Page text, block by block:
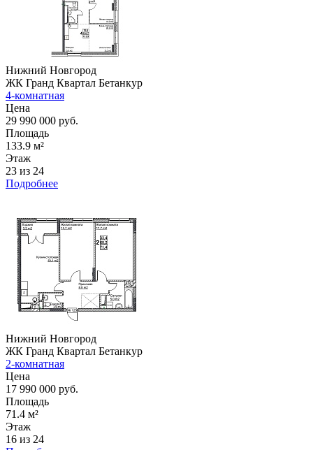
Нижний Новгород
ЖК Гранд Квартал Бетанкур
4-комнатная
Цена
29 990 000 руб.
Площадь
133.9 м²
Этаж
23 из 24
Подробнее
Нижний Новгород
ЖК Гранд Квартал Бетанкур
2-комнатная
Цена
17 990 000 руб.
Площадь
71.4 м²
Этаж
16 из 24